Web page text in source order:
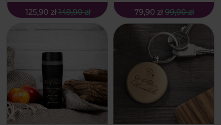
125,90 zł 149,90 zł 79,90 zł 99,90 zł